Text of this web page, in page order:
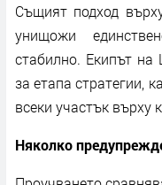
Същият подход
унищожи
стабилно. Екипът
за етапа стратегии,
всеки участък върху
Няколко